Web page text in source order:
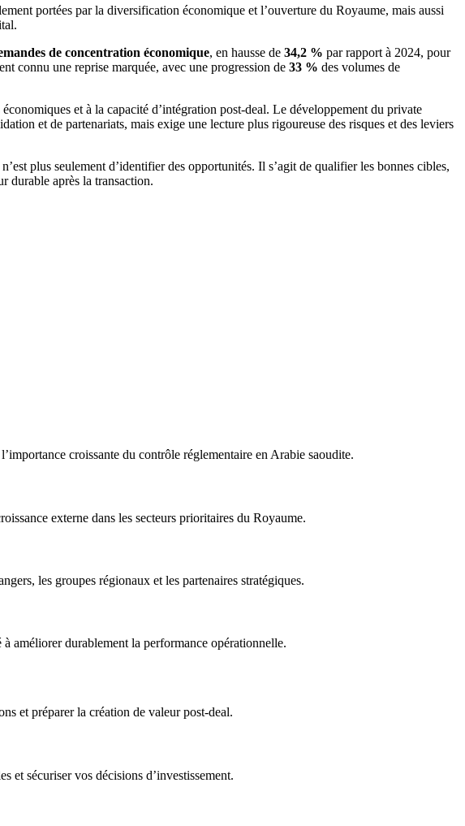
portées par la diversification économique et l’ouverture du Royaume, mais aussi
de concentration économique, en hausse de 34,2 % par rapport à 2024, pour
connu une reprise marquée, avec une progression de 33 % des volumes de
et à la capacité d’intégration post-deal. Le développement du private
et de partenariats, mais exige une lecture plus rigoureuse des risques et des leviers
plus seulement d’identifier des opportunités. Il s’agit de qualifier les bonnes cibles,
durable après la transaction.
croissante du contrôle réglementaire en Arabie saoudite.
externe dans les secteurs prioritaires du Royaume.
les groupes régionaux et les partenaires stratégiques.
améliorer durablement la performance opérationnelle.
et préparer la création de valeur post-deal.
et sécuriser vos décisions d’investissement.